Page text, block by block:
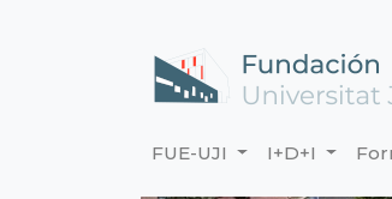
FUE-UJI I+D+I